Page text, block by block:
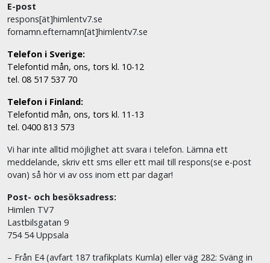
E-post
respons[ät]himlentv7.se
fornamn.efternamn[ät]himlentv7.se
Telefon i Sverige:
Telefontid mån, ons, tors kl. 10-12
tel. 08 517 537 70
Telefon i Finland:
Telefontid mån, ons, tors kl. 11-13
tel. 0400 813 573
Vi har inte alltid möjlighet att svara i telefon. Lämna ett
meddelande, skriv ett sms eller ett mail till respons(se e-post
ovan) så hör vi av oss inom ett par dagar!
Post- och besöksadress:
Himlen TV7
Lastbilsgatan 9
754 54 Uppsala
– Från E4 (avfart 187 trafikplats Kumla) eller väg 282: Sväng in